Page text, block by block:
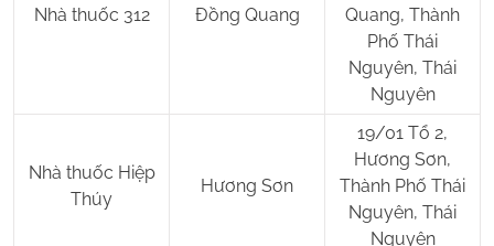
Nhà thuốc 312 Đồng Quang
Quang, Thành
Phố Thái
Nguyên, Thái
Nguyên
Nhà thuốc Hiệp
Thúy
Hương Sơn
19/01 Tổ 2,
Hương Sơn,
Thành Phố Thái
Nguyên, Thái
Nguyên